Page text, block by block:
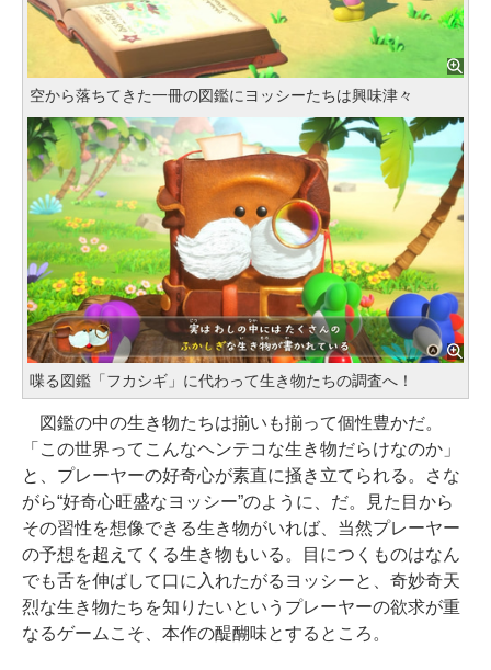
空から落ちてきた一冊の図鑑にヨッシーたちは興味津々
喋る図鑑「フカシギ」に代わって生き物たちの調査へ！
図鑑の中の生き物たちは揃いも揃って個性豊かだ。
「この世界ってこんなヘンテコな生き物だらけなのか」
と、プレーヤーの好奇心が素直に掻き立てられる。さな
がら“好奇心旺盛なヨッシー”のように、だ。見た目から
その習性を想像できる生き物がいれば、当然プレーヤー
の予想を超えてくる生き物もいる。目につくものはなん
でも舌を伸ばして口に入れたがるヨッシーと、奇妙奇天
烈な生き物たちを知りたいというプレーヤーの欲求が重
なるゲームこそ、本作の醍醐味とするところ。